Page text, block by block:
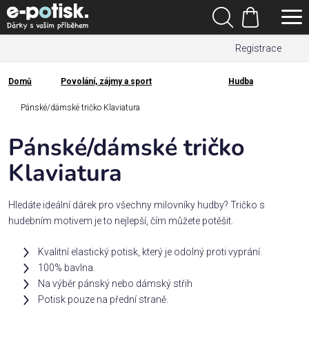
Přejít
na
obsah
Registrace
Hledat
Nákupní
košík
Kategorie
Dárek
pro
Rodina
/
Povolání,
zájmy a
sport
Domů
Domů Povolání, zájmy a sport Hudba
Pánské/dámské tričko Klaviatura
Pánské/dámské tričko
Klaviatura
Hledáte ideální dárek pro všechny milovníky hudby? Tričko s
hudebním motivem je to nejlepší, čím můžete potěšit.
Kvalitní elastický potisk, který je odolný proti vyprání.
100% bavlna.
Na výběr pánský nebo dámský střih
Potisk pouze na přední straně.